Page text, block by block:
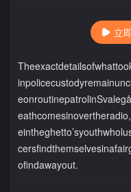
立
ofindawayout.